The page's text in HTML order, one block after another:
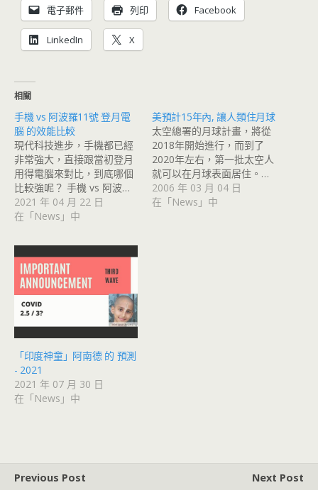
電子郵件 列印 Facebook
LinkedIn X
相關
手機 vs 阿波羅11號 登月電
腦 的效能比較
現代科技進步，手機都已經
非常強大，直接跟當初登月
用得電腦來對比，到底哪個
比較強呢？ 手機 vs 阿波…
2021 年 04 月 22 日
在「News」中
美預計15年內, 讓人類住月球
太空總署的月球計畫，將從
2018年開始進行，而到了
2020年左右，第一批太空人
就可以在月球表面居住。…
2006 年 03 月 04 日
在「News」中
「印度神童」阿南德 的 預測
- 2021
2021 年 07 月 30 日
在「News」中
Previous Post
Next Post